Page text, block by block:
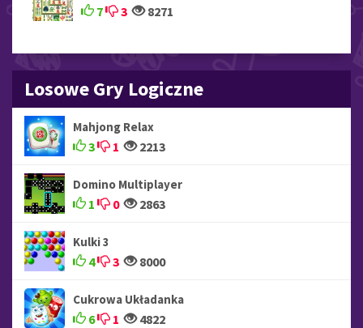
7 3 8271
Losowe Gry Logiczne
Mahjong Relax
3 1 2213
Domino Multiplayer
1 0 2863
Kulki 3
4 3 8000
Cukrowa Układanka
6 1 4822